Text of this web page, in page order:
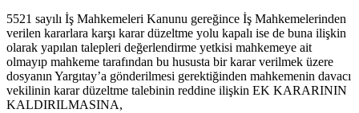
5521 sayılı İş Mahkemeleri Kanunu gereğince İş Mahkemelerinden
verilen kararlara karşı karar düzeltme yolu kapalı ise de buna ilişkin
olarak yapılan talepleri değerlendirme yetkisi mahkemeye ait
olmayıp mahkeme tarafından bu hususta bir karar verilmek üzere
dosyanın Yargıtay’a gönderilmesi gerektiğinden mahkemenin davacı
vekilinin karar düzeltme talebinin reddine ilişkin EK KARARININ
KALDIRILMASINA,